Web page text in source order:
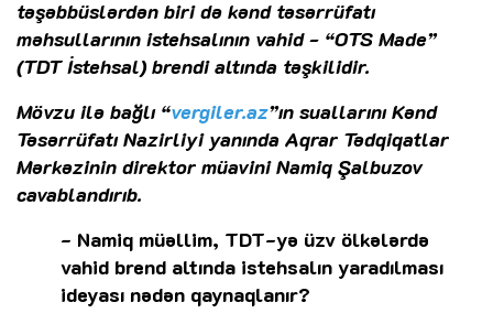
təşəbbüslərdən biri də kənd təsərrüfatı
məhsullarının istehsalının vahid - “OTS Made”
(TDT İstehsal) brendi altında təşkilidir.
Mövzu ilə bağlı “vergiler.az”ın suallarını Kənd
Təsərrüfatı Nazirliyi yanında Aqrar Tədqiqatlar
Mərkəzinin direktor müavini Namiq Şalbuzov
cavablandırıb.
- Namiq müəllim, TDT-yə üzv ölkələrdə
vahid brend altında istehsalın yaradılması
ideyası nədən qaynaqlanır?